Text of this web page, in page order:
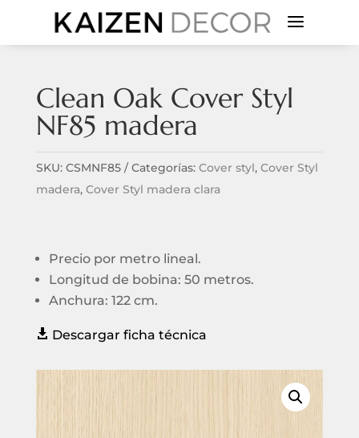
a
Clean Oak Cover Styl
NF85 madera
SKU: CSMNF85 Categorías: Cover styl, Cover Styl
madera, Cover Styl madera clara
Precio por metro lineal.
Longitud de bobina: 50 metros.
Anchura: 122 cm.
 Descargar ficha técnica